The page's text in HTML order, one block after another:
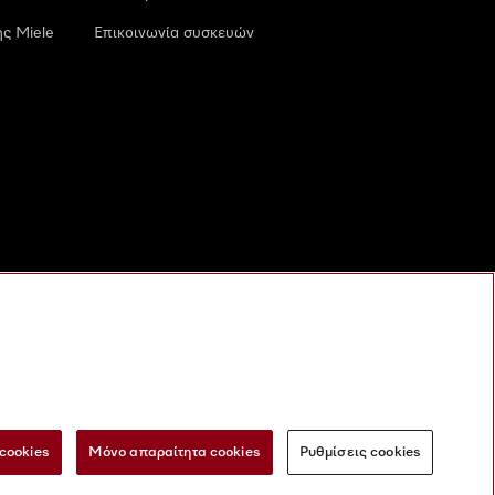
Miele Επικοινωνία συσκευών
ψηφιακές υπηρεσίες Φόρμα Υπαναχώρησης
Μόνο απαραίτητα cookies Ρυθμίσεις cookies